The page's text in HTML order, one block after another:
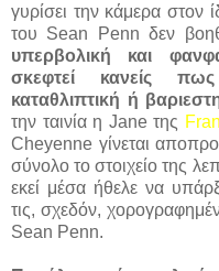
γυρίσει την κάμερα στον
του Sean Penn δεν
υπερβολική και
σκεφτεί κανείς
καταθλιπτική ή
την ταινία η Jane της
Cheyenne γίνεται
σύνολο το στοιχείο της
εκεί μέσα ήθελε να
τις, σχεδόν,
Sean Penn.